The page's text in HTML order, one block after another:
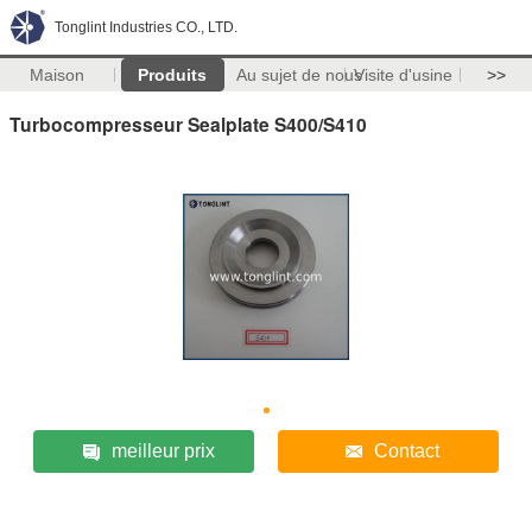
Tonglint Industries CO., LTD.
Maison Produits Au sujet de nousVisite d'usine >>
Turbocompresseur Sealplate S400/S410
meilleur prix Contact